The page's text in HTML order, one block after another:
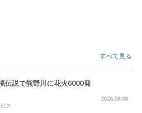
すべて見る
説で熊野川に花火6000発
ス
2026.08.08